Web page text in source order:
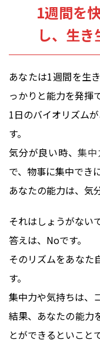
1週間を
し、生
あなたは1週間を生
っかりと能力を発揮
1日のバイオリズム
す。
気分が良い時、集中
で、物事に集中でき
あなたの能力は、気
それはしょうがない
答えは、Noです。
そのリズムをあなた
す。
集中力や気持ちは、
結果、あなたの能力
とができるといこと